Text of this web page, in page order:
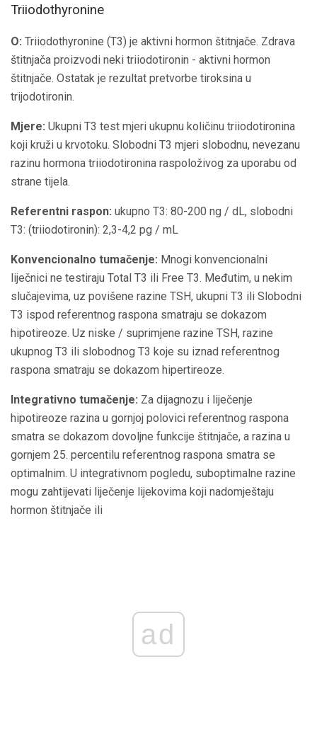
Triiodothyronine
O: Triiodothyronine (T3) je aktivni hormon štitnjače. Zdrava
štitnjača proizvodi neki triiodotironin - aktivni hormon
štitnjače. Ostatak je rezultat pretvorbe tiroksina u
trijodotironin.
Mjere: Ukupni T3 test mjeri ukupnu količinu triiodotironina
koji kruži u krvotoku. Slobodni T3 mjeri slobodnu, nevezanu
razinu hormona triiodotironina raspoloživog za uporabu od
strane tijela.
Referentni raspon: ukupno T3: 80-200 ng / dL, slobodni
T3: (triiodotironin): 2,3-4,2 pg / mL
Konvencionalno tumačenje: Mnogi konvencionalni
liječnici ne testiraju Total T3 ili Free T3. Međutim, u nekim
slučajevima, uz povišene razine TSH, ukupni T3 ili Slobodni
T3 ispod referentnog raspona smatraju se dokazom
hipotireoze. Uz niske / suprimjene razine TSH, razine
ukupnog T3 ili slobodnog T3 koje su iznad referentnog
raspona smatraju se dokazom hipertireoze.
Integrativno tumačenje: Za dijagnozu i liječenje
hipotireoze razina u gornjoj polovici referentnog raspona
smatra se dokazom dovoljne funkcije štitnjače, a razina u
gornjem 25. percentilu referentnog raspona smatra se
optimalnim. U integrativnom pogledu, suboptimalne razine
mogu zahtijevati liječenje lijekovima koji nadomještaju
hormon štitnjače ili
ad